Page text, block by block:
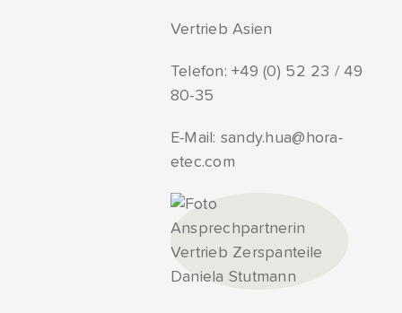
Vertrieb Asien
Telefon:+49 (0) 52 23 / 49
80-35
E-Mail: sandy.hua@hora-
etec.com